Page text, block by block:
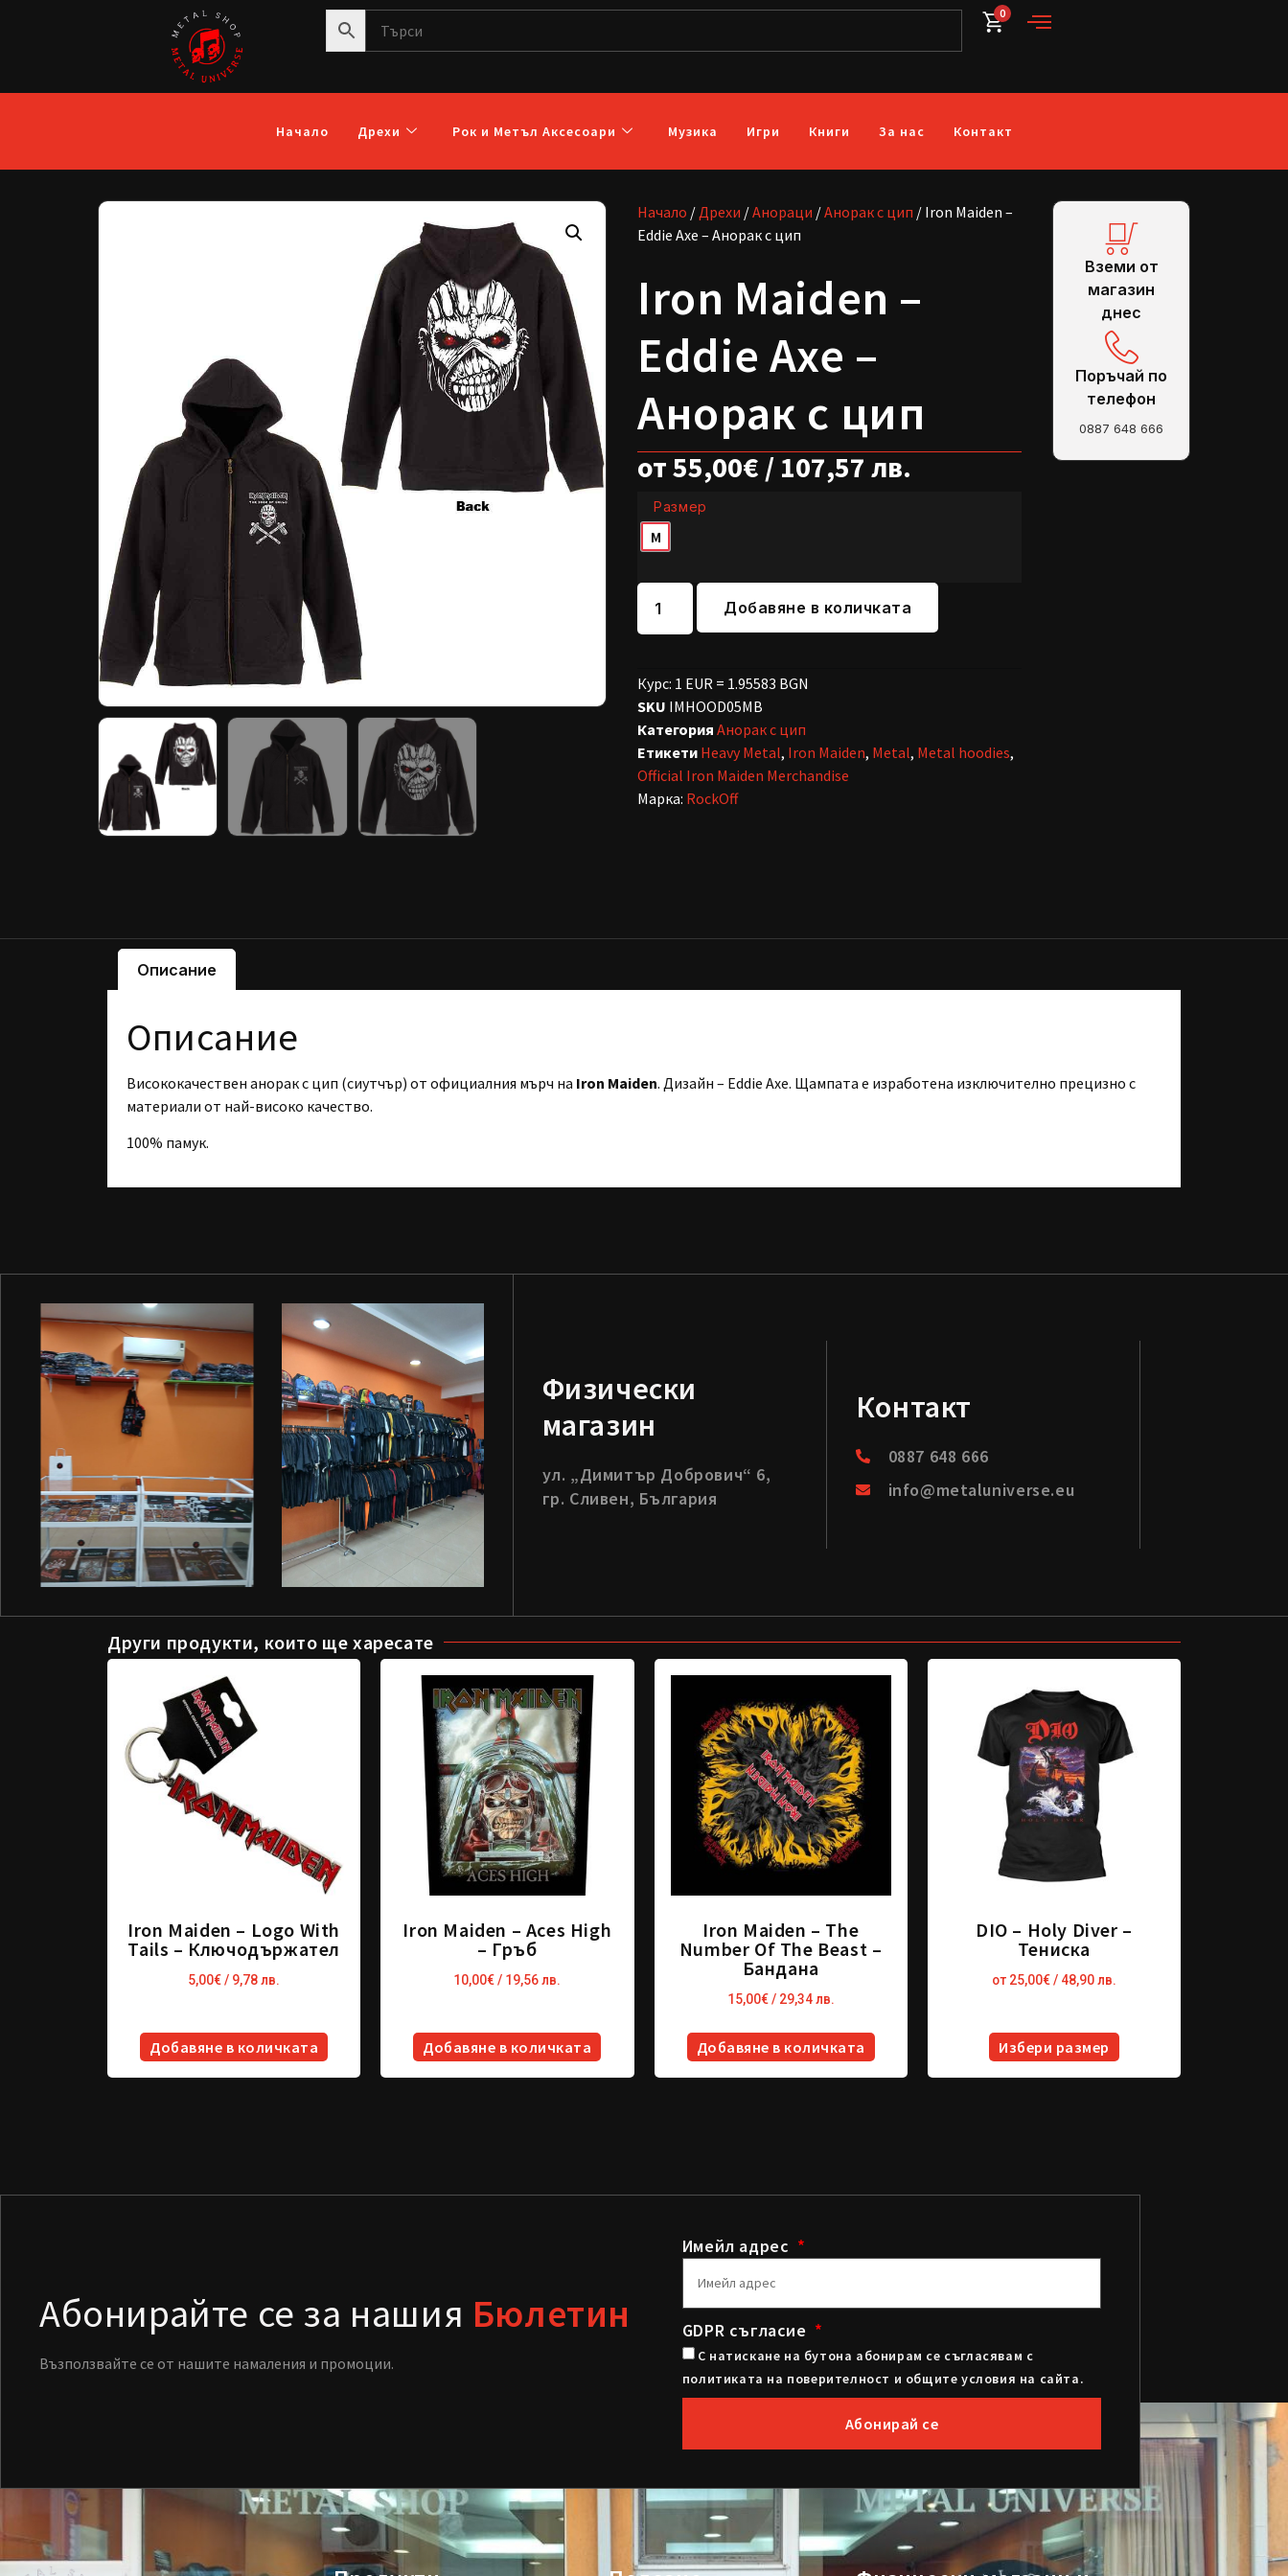
0
Начало Дрехи Рок и Метъл Аксесоари Музика Игри Книги За нас Контакт
Начало / Дрехи /Анораци /Анорак с цип / Iron Maiden –
Eddie Axe – Анорак с цип
Iron Maiden –
Eddie Axe –
Анорак с цип
от55,00€ / 107,57 лв.
Размер
M
Добавяне в количката
Курс: 1 EUR = 1.95583 BGN
SKU IMHOOD05MB
Категория Анорак с цип
Етикети Heavy Metal, Iron Maiden, Metal, Metal hoodies,
Official Iron Maiden Merchandise
Марка: RockOff
Вземи от
магазин
днес
Поръчай по
телефон
0887 648 666
Описание
Описание
Висококачествен анорак с цип (сиутчър) от официалния мърч на Iron Maiden. Дизайн – Eddie Axe. Щампата е изработена изключително прецизно с
материали от най-високо качество.
100% памук.
Физически
магазин
ул. „Димитър Добрович“ 6,
гр. Сливен, България
Контакт
0887 648 666
info@metaluniverse.eu
Други продукти, които ще харесате
Iron Maiden – Logo With
Tails – Ключодържател
5,00€/ 9,78 лв.
Добавяне в количката
Iron Maiden – Aces High
– Гръб
10,00€/ 19,56 лв.
Добавяне в количката
Iron Maiden – The
Number Of The Beast –
Бандана
15,00€/ 29,34 лв.
Добавяне в количката
DIO – Holy Diver –
Тениска
от 25,00€/ 48,90 лв.
Избери размер
Абонирайте се за нашия Бюлетин
Възползвайте се от нашите намаления и промоции.
Имейл адрес
GDPR съгласие
С натискане на бутона абонирам се съгласявам с
политиката на поверителност и общите условия на сайта.
Абонирай се